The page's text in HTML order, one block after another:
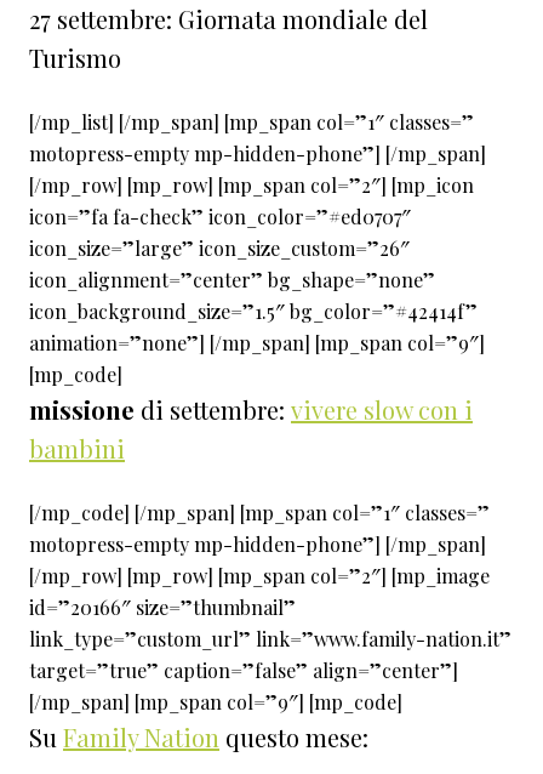
27 settembre: Giornata mondiale del
Turismo
[/mp_list] [/mp_span] [mp_span col=”1″ classes=”
motopress-empty mp-hidden-phone”] [/mp_span]
[/mp_row] [mp_row] [mp_span col=”2″] [mp_icon
icon=”fa fa-check” icon_color=”#ed0707″
icon_size=”large” icon_size_custom=”26″
icon_alignment=”center” bg_shape=”none”
icon_background_size=”1.5″ bg_color=”#42414f”
animation=”none”] [/mp_span] [mp_span col=”9″]
[mp_code]
missione di settembre: vivere slow con i
bambini
[/mp_code] [/mp_span] [mp_span col=”1″ classes=”
motopress-empty mp-hidden-phone”] [/mp_span]
[/mp_row] [mp_row] [mp_span col=”2″] [mp_image
id=”20166″ size=”thumbnail”
link_type=”custom_url” link=”www.family-nation.it”
target=”true” caption=”false” align=”center”]
[/mp_span] [mp_span col=”9″] [mp_code]
Su Family Nation questo mese: